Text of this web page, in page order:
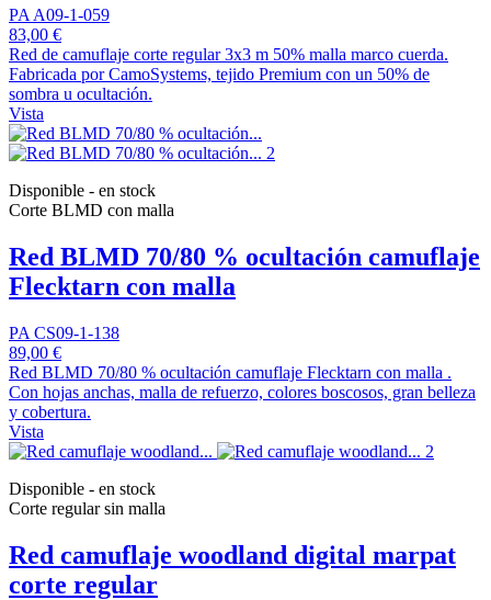
PA A09-1-059
83,00 €
Red de camuflaje corte regular 3x3 m 50% malla marco cuerda.
Fabricada por CamoSystems, tejido Premium con un 50% de
sombra u ocultación.
Vista
Disponible - en stock
Corte BLMD con malla
Red BLMD 70/80 % ocultación camuflaje
Flecktarn con malla
PA CS09-1-138
89,00 €
Red BLMD 70/80 % ocultación camuflaje Flecktarn con malla .
Con hojas anchas, malla de refuerzo, colores boscosos, gran belleza
y cobertura.
Vista
Disponible - en stock
Corte regular sin malla
Red camuflaje woodland digital marpat
corte regular